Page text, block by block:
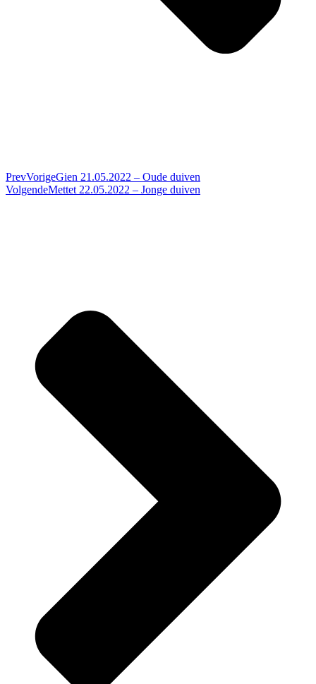
PrevVorigeGien 21.05.2022 – Oude duiven
VolgendeMettet 22.05.2022 – Jonge duiven